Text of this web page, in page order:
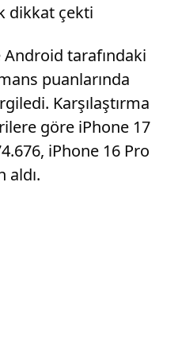
dikkat çekti
tarafındaki
puanlarında
Karşılaştırma
göre iPhone 17
iPhone 16 Pro
aldı.